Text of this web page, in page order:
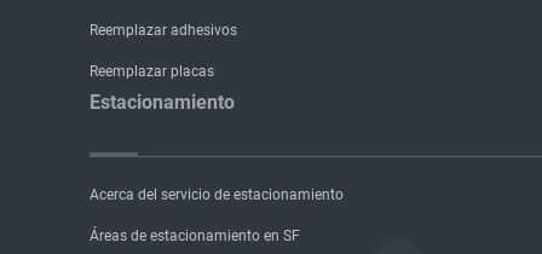
Reemplazar adhesivos
Reemplazar placas
Estacionamiento
Acerca del servicio de estacionamiento
Áreas de estacionamiento en SF